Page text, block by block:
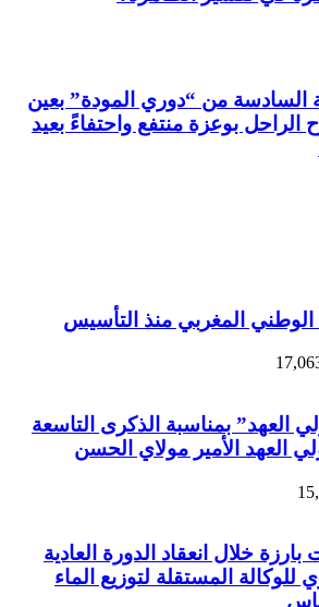
السادسة من “دوري المودة” بعين
الراحل بوعزة منتفع واحتفاءً بعيد
الوطني المغربي منذ التأسيس
العهد” بمناسبة الذكرى التاسعة
العهد الأمير مولاي الحسن
خلال انعقاد الدورة العادية
للوكالة المستقلة لتوزيع الماء